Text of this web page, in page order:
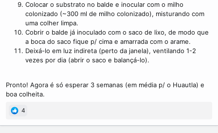
Colocar o substrato no balde e inocular com o milho
colonizado (~300 ml de milho colonizado), misturando com
uma colher limpa.
Cobrir o balde já inoculado com o saco de lixo, de modo que
a boca do saco fique p/ cima e amarrada com o arame.
Deixá-lo em luz indireta (perto da janela), ventilando 1-2
vezes por dia (abrir o saco e balançá-lo).
Pronto! Agora é só esperar 3 semanas (em média p/ o Huautla) e
boa colheita.
4